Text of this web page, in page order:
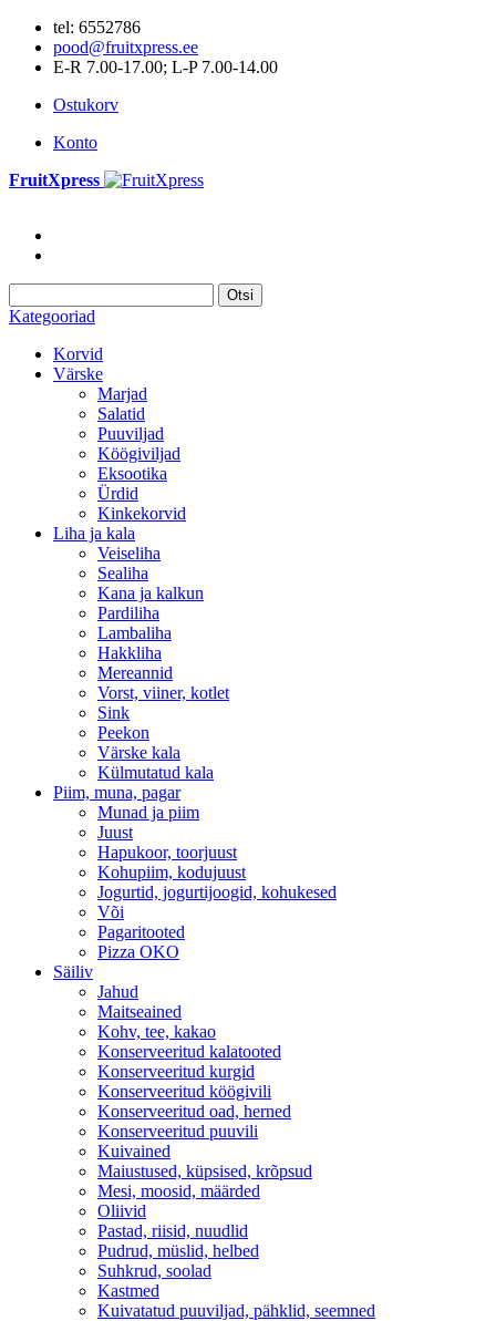
tel: 6552786
pood@fruitxpress.ee
E-R 7.00-17.00; L-P 7.00-14.00
Ostukorv
Konto
FruitXpress
Otsi
Kategooriad
Korvid
Värske
Marjad
Salatid
Puuviljad
Köögiviljad
Eksootika
Ürdid
Kinkekorvid
Liha ja kala
Veiseliha
Sealiha
Kana ja kalkun
Pardiliha
Lambaliha
Hakkliha
Mereannid
Vorst, viiner, kotlet
Sink
Peekon
Värske kala
Külmutatud kala
Piim, muna, pagar
Munad ja piim
Juust
Hapukoor, toorjuust
Kohupiim, kodujuust
Jogurtid, jogurtijoogid, kohukesed
Või
Pagaritooted
Pizza OKO
Säiliv
Jahud
Maitseained
Kohv, tee, kakao
Konserveeritud kalatooted
Konserveeritud kurgid
Konserveeritud köögivili
Konserveeritud oad, herned
Konserveeritud puuvili
Kuivained
Maiustused, küpsised, krõpsud
Mesi, moosid, määrded
Oliivid
Pastad, riisid, nuudlid
Pudrud, müslid, helbed
Suhkrud, soolad
Kastmed
Kuivatatud puuviljad, pähklid, seemned